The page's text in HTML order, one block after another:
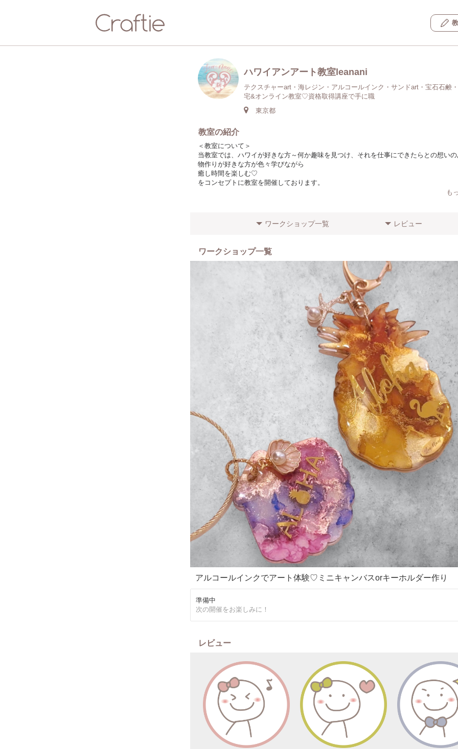
ハワイアンアート教室leanani
テクスチャーart・海レジン・アルコールインク・サンドart・宝石石鹸
宅&オンライン教室♡資格取得講座で手に職
東京都
教室の紹介
＜教室について＞
当教室では、ハワイが好きな方～何か趣味を見つけ、それを仕事にできたらとの想い
物作りが好きな方が色々学びながら
癒し時間を楽しむ♡
をコンセプトに教室を開催しております。
☆海レジン 体験＆認定講師講座
☆アルコールインクアート体験＆認定講師講座
☆テクスチャーアート 体験＆認定講座
☆宝石石鹸認定講座(オンラインのみ)
☆ネイル 施術＆レッスン
・スマホケースレッスン
・Flowinkartレッスン(アルコールホワイトイン ク使用)
・テクスチャーアート背景ボード作りレッスン
・UVレジンで時短白波art小物レッスン
・alcoholinkart＆海のキャンドルレッスン
・ヒートガンで作る白波オーシャンレッスン
・ハワイアンペイント&テクスチャーアート海レッスン
・アルコールインクアート小物も作れる1Day体験
＜こだわりやポイント＞
25年間のネイリスト経験も活かしつつ
全くの初心者様～今持ってる技術に＋‪αで
幅を広げたい方まで楽しく学んでいただけるようレッスンしております。
＜参加者に向けてのメッセージ＞
初心者の方でもわかりやすいように、自宅ではマンツーマン～2名様までの少人数にて
ます☆
3名様以上の場合は出張または、
レンタルスペースなど借りての
開催になります。
遠方の方はオンラインでのレッスンも行っております。
ぜひお気軽にご参加ください。
＜場所・アクセス＞
小岩駅から徒歩16分
＜その他特記事項＞
作って見たいものなどございましたら
親子体験も受付中♡
も
ワークショップ一覧 レビュー
ワークショップ一覧
アルコールインクでアート体験♡ミニキャンバスorキーホルダー作り
準備中
次の開催をお楽しみに！
レビュー